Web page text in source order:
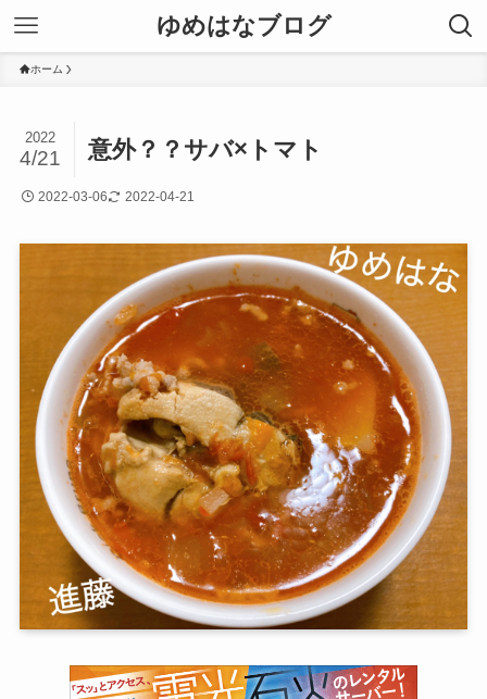
ゆめはなブログ
ホーム
意外？？サバ×トマト
2022
4/21
2022-03-06 2022-04-21